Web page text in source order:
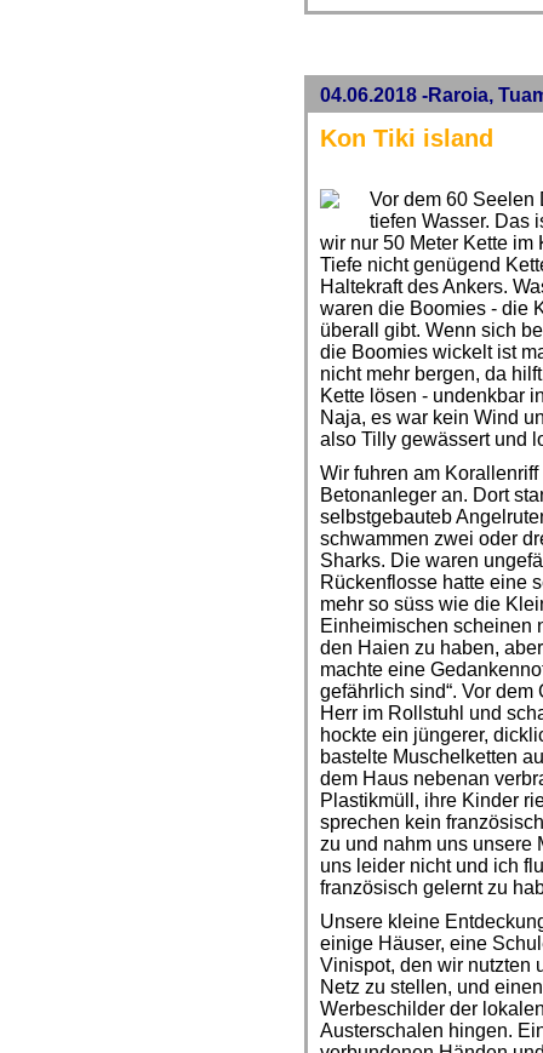
04.06.2018 -Raroia,
Kon Tiki island
Vor dem 60 Seelen
tiefen Wasser. Das
wir nur 50 Meter Kette
Tiefe nicht genügend
Haltekraft des Ankers.
waren die Boomies - die
überall gibt. Wenn sich
die Boomies wickelt ist
nicht mehr bergen, da
Kette lösen - undenkbar
Naja, es war kein Wind
also Tilly gewässert und
Wir fuhren am
Betonanleger an. Dort
selbstgebauteb
schwammen zwei oder
Sharks. Die waren
Rückenflosse hatte eine
mehr so süss wie die
Einheimischen scheinen
den Haien zu haben,
machte eine
gefährlich sind“. Vor
Herr im Rollstuhl und
hockte ein jüngerer,
bastelte Muschelketten
dem Haus nebenan
Plastikmüll, ihre Kinder
sprechen kein
zu und nahm uns unsere
uns leider nicht und ich
französisch gelernt zu
Unsere kleine
einige Häuser, eine
Vinispot, den wir nutzten
Netz zu stellen, und
Werbeschilder der
Austerschalen hingen.